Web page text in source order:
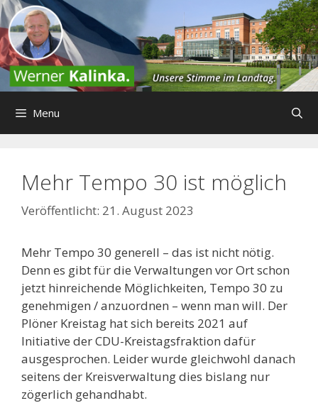
Zum
Inhalt
springen
Menu
Mehr Tempo 30 ist möglich
21. August 2023
Mehr Tempo 30 generell – das ist nicht nötig.
Denn es gibt für die Verwaltungen vor Ort schon
jetzt hinreichende Möglichkeiten, Tempo 30 zu
genehmigen / anzuordnen – wenn man will. Der
Plöner Kreistag hat sich bereits 2021 auf
Initiative der CDU-Kreistagsfraktion dafür
ausgesprochen. Leider wurde gleichwohl danach
seitens der Kreisverwaltung dies bislang nur
zögerlich gehandhabt.